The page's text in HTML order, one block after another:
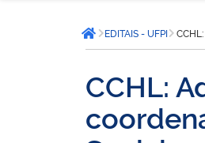
está
aqui:Página inicial
EDITAIS - UFPI
CCHL: